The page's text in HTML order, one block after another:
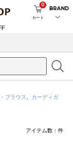
カート
0
BRAND
ブラウス
カーディガ
アイテム数： 件